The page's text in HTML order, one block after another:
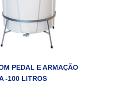
PEDAL E ARMAÇÃO
-100 LITROS